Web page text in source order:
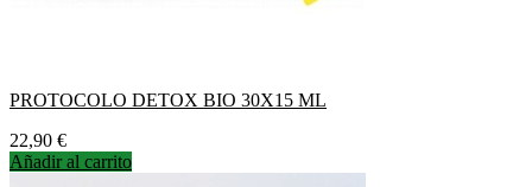
PROTOCOLO DETOX BIO 30X15 ML
Precio
22,90 €
Añadir al carrito